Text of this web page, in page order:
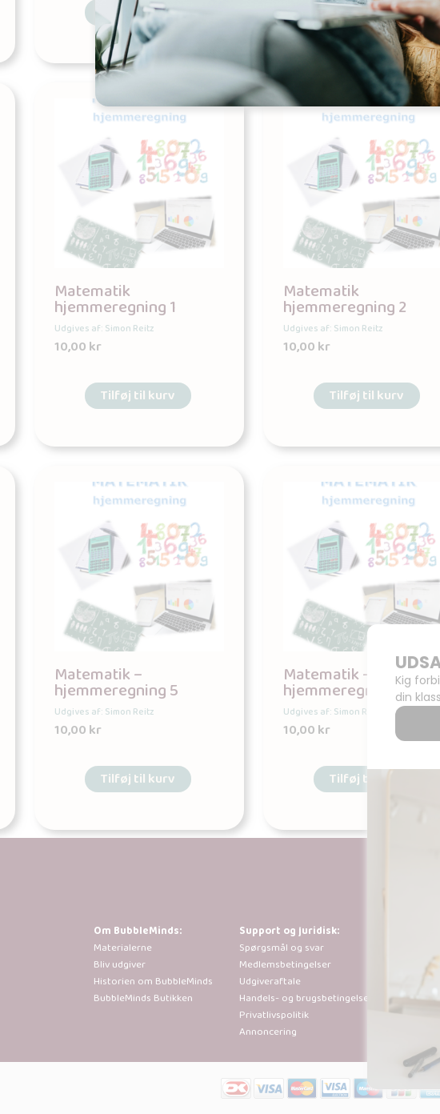
Tilføj til kurv Tilføj til kurv
Matematik
hjemmeregning 1
Udgives af: Simon Reitz
10,00kr
Tilføj til kurv
Matematik
hjemmeregning 2
Udgives af: Simon Reitz
10,00kr
Tilføj til kurv
Matematik –
hjemmeregning 5
Udgives af: Simon Reitz
10,00kr
Tilføj til kurv
Matematik –
hjemmeregning 6
Udgives af: Simon Reitz
10,00kr
Tilføj til kurv
Om BubbleMinds:
Materialerne
Bliv udgiver
Historien om BubbleMinds
BubbleMinds Butikken
Support og juridisk:
Spørgsmål og svar
Medlemsbetingelser
Udgiveraftale
Handels- og brugsbetingelser
Privatlivspolitik
Annoncering